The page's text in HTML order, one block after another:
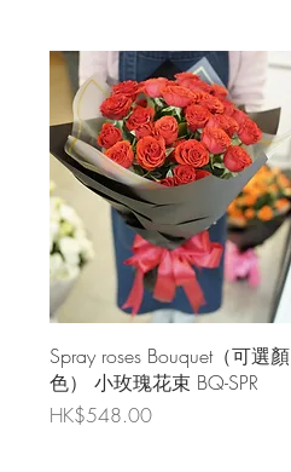
快速瀏覽
Spray roses Bouquet（可選顏
色） 小玫瑰花束 BQ-SPR
價格
HK$548.00